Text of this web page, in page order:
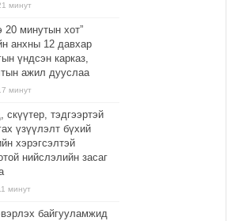
минут
20 минутын хот”
анхны 12 давхар
үндсэн карказ,
ажил дууслаа
минут
скүүтер, тэдгээртэй
үзүүлэлт бүхий
хэрэгсэлтэй
нийслэлийн засаг
минут
байгууламжид